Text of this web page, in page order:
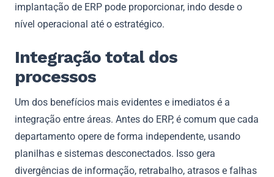
implantação de ERP pode proporcionar, indo desde o
nível operacional até o estratégico.
Integração total dos
processos
Um dos benefícios mais evidentes e imediatos é a
integração entre áreas. Antes do ERP, é comum que cada
departamento opere de forma independente, usando
planilhas e sistemas desconectados. Isso gera
divergências de informação, retrabalho, atrasos e falhas